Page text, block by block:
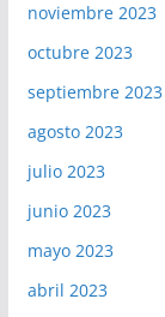
noviembre 2023
octubre 2023
septiembre 2023
agosto 2023
julio 2023
junio 2023
mayo 2023
abril 2023